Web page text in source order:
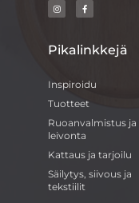
Pikalinkkejä
Inspiroidu
Tuotteet
Ruoanvalmistus ja
leivonta
Kattaus ja tarjoilu
Säilytys, siivous ja
tekstiilit